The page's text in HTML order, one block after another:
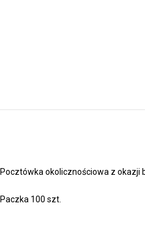
Pocztówka okolicznościowa z okazji
Paczka 100 szt.